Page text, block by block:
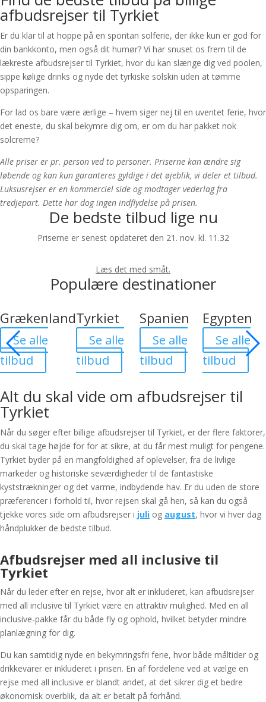
afbudsrejser til Tyrkiet
Er du klar til at hoppe på en spontan solferie, der ikke kun er god for
din bankkonto, men også dit humør? Vi har snuset os frem til de
lækreste afbudsrejser til Tyrkiet, hvor du kan slænge dig ved poolen,
sippe kølige drinks og nyde det tyrkiske solskin uden at tømme
opsparingen.
For lad os bare være ærlige – hvem siger nej til en uventet ferie, hvor
det eneste, du skal bekymre dig om, er om du har pakket nok
solcreme?
Alle priser er pr. person ved to personer. Priserne kan ændre sig
løbende og kan kun garanteres gyldige i det øjeblik, vi deler et tilbud.
Luksusrejser er en kommerciel side og modtager vederlag fra
tredjepart. Dette har dog ingen indflydelse på prisen.
De bedste tilbud lige nu
Priserne er senest opdateret den 21. nov. kl. 11.32
Læs det med småt.
Populære destinationer
Grækenland
Se alle
tilbud
Tyrkiet
Se alle
tilbud
Spanien
Se alle
tilbud
Egypten
Se alle
tilbud
Alt du skal vide om afbudsrejser til
Tyrkiet
Når du søger efter billige afbudsrejser til Tyrkiet, er der flere faktorer,
du skal tage højde for for at sikre, at du får mest muligt for pengene.
Tyrkiet byder på en mangfoldighed af oplevelser, fra de livlige
markeder og historiske seværdigheder til de fantastiske
kyststrækninger og det varme, indbydende hav. Er du uden de store
præferencer i forhold til, hvor rejsen skal gå hen, så kan du også
tjekke vores side om afbudsrejser i juli og august, hvor vi hver dag
håndplukker de bedste tilbud.
Afbudsrejser med all inclusive til
Tyrkiet
Når du leder efter en rejse, hvor alt er inkluderet, kan afbudsrejser
med all inclusive til Tyrkiet være en attraktiv mulighed. Med en all
inclusive-pakke får du både fly og ophold, hvilket betyder mindre
planlægning for dig.
Du kan samtidig nyde en bekymringsfri ferie, hvor både måltider og
drikkevarer er inkluderet i prisen. En af fordelene ved at vælge en
rejse med all inclusive er blandt andet, at det sikrer dig et bedre
økonomisk overblik, da alt er betalt på forhånd.